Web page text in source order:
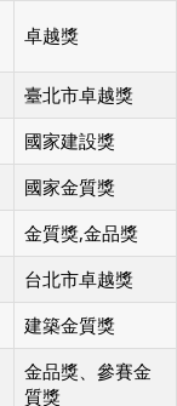
卓越獎
臺北市卓越獎
國家建設獎
國家金質獎
金質獎,金品獎
台北市卓越獎
建築金質獎
金品獎、參賽金
質獎